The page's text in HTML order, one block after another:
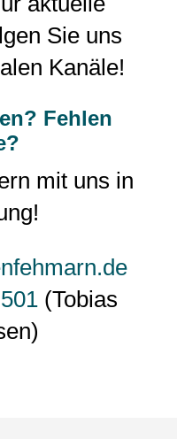
Sie uns
Kanäle!
Fehlen
mit uns in
(Tobias